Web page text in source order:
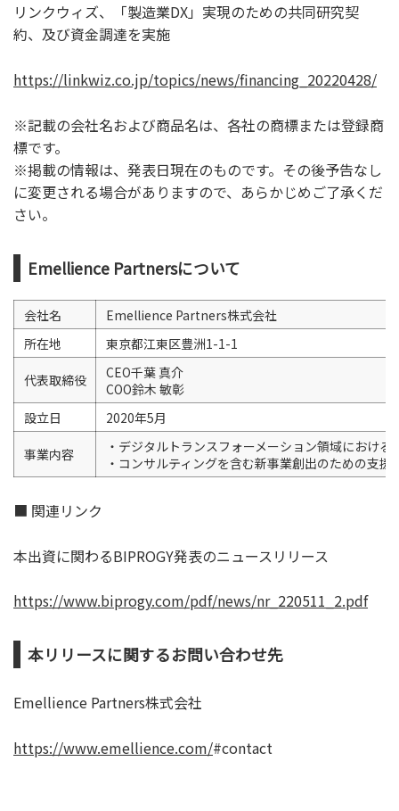
リンクウィズ、「製造業DX」実現のための共同研究契
約、及び資金調達を実施
https://linkwiz.co.jp/topics/news/financing_20220428/
※記載の会社名および商品名は、各社の商標または登録商
標です。
※掲載の情報は、発表日現在のものです。その後予告なし
に変更される場合がありますので、あらかじめご了承くだ
さい。
Emellience Partnersについて
会社名
Emellience Partners株式会社
所在地
東京都江東区豊洲1-1-1
代表取締役
CEO千葉 真介
COO鈴木 敏彰
設立日
2020年5月
事業内容
・デジタルトランスフォーメーション領域における
・コンサルティングを含む新事業創出のための支援
■ 関連リンク
本出資に関わるBIPROGY発表のニュースリリース
https://www.biprogy.com/pdf/news/nr_220511_2.pdf
本リリースに関するお問い合わせ先
Emellience Partners株式会社
https://www.emellience.com/#contact